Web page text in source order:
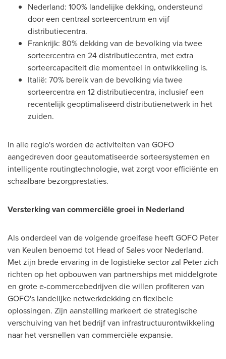
Nederland: 100% landelijke dekking, ondersteund
door een centraal sorteercentrum en vijf
distributiecentra.
Frankrijk: 80% dekking van de bevolking via twee
sorteercentra en 24 distributiecentra, met extra
sorteercapaciteit die momenteel in ontwikkeling is.
Italië: 70% bereik van de bevolking via twee
sorteercentra en 12 distributiecentra, inclusief een
recentelijk geoptimaliseerd distributienetwerk in het
zuiden.
In alle regio's worden de activiteiten van GOFO
aangedreven door geautomatiseerde sorteersystemen en
intelligente routingtechnologie, wat zorgt voor efficiënte en
schaalbare bezorgprestaties.
Versterking van commerciële groei in Nederland
Als onderdeel van de volgende groeifase heeft GOFO Peter
van Keulen benoemd tot Head of Sales voor Nederland.
Met zijn brede ervaring in de logistieke sector zal Peter zich
richten op het opbouwen van partnerships met middelgrote
en grote e-commercebedrijven die willen profiteren van
GOFO's landelijke netwerkdekking en flexibele
oplossingen. Zijn aanstelling markeert de strategische
verschuiving van het bedrijf van infrastructuurontwikkeling
naar het versnellen van commerciële expansie.